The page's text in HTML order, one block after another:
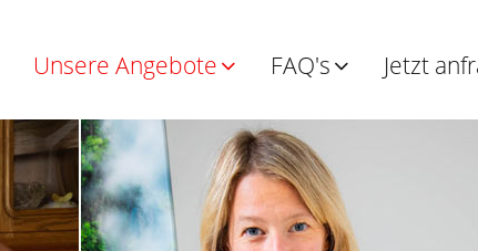
Unsere Angebote FAQ's Jetzt